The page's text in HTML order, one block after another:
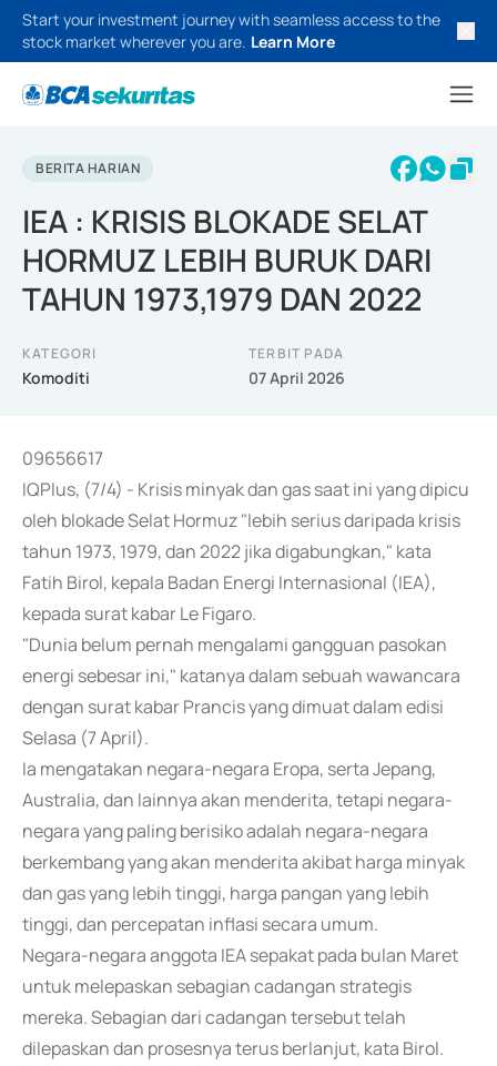
Start your investment journey with seamless access to the
stock market wherever you are. Learn More
BERITA HARIAN
IEA : KRISIS BLOKADE SELAT
HORMUZ LEBIH BURUK DARI
TAHUN 1973,1979 DAN 2022
KATEGORI
Komoditi
TERBIT PADA
07 April 2026
09656617
IQPlus, (7/4) - Krisis minyak dan gas saat ini yang dipicu
oleh blokade Selat Hormuz "lebih serius daripada krisis
tahun 1973, 1979, dan 2022 jika digabungkan," kata
Fatih Birol, kepala Badan Energi Internasional (IEA),
kepada surat kabar Le Figaro.
"Dunia belum pernah mengalami gangguan pasokan
energi sebesar ini," katanya dalam sebuah wawancara
dengan surat kabar Prancis yang dimuat dalam edisi
Selasa (7 April).
Ia mengatakan negara-negara Eropa, serta Jepang,
Australia, dan lainnya akan menderita, tetapi negara-
negara yang paling berisiko adalah negara-negara
berkembang yang akan menderita akibat harga minyak
dan gas yang lebih tinggi, harga pangan yang lebih
tinggi, dan percepatan inflasi secara umum.
Negara-negara anggota IEA sepakat pada bulan Maret
untuk melepaskan sebagian cadangan strategis
mereka. Sebagian dari cadangan tersebut telah
dilepaskan dan prosesnya terus berlanjut, kata Birol.